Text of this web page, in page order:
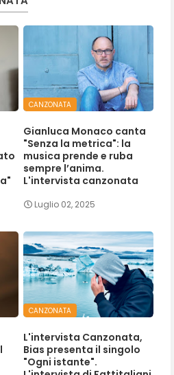
CANZONATA
Gianluca Monaco canta
"Senza la metrica": la
musica prende e ruba
sempre l’anima.
L'intervista canzonata
Luglio 02, 2025
CANZONATA
L'intervista Canzonata,
Bias presenta il singolo
"Ogni istante".